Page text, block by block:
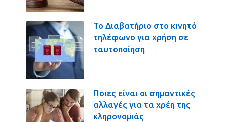
Το Διαβατήριο στο κινητό
τηλέφωνο για χρήση σε
ταυτοποίηση
Ποιες είναι οι σημαντικές
αλλαγές για τα χρέη της
κληρονομιάς